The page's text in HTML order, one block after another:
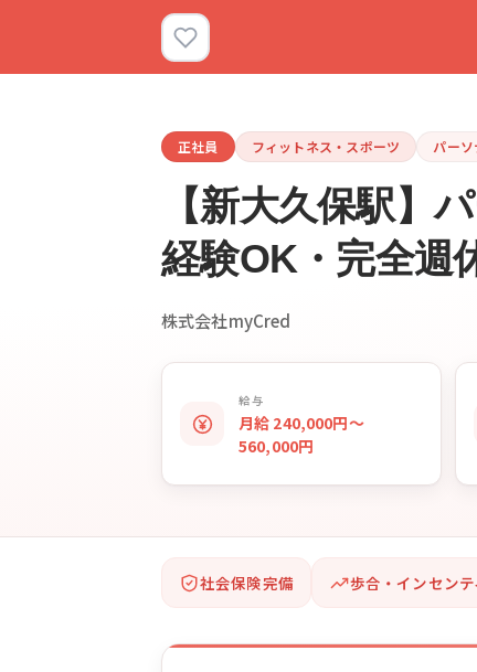
正社員 フィットネス・スポーツ パー
【新大久保駅】
経験OK・完全週
株式会社myCred
給与
月給 240,000円〜
560,000円
社会保険完備 歩合・インセンテ